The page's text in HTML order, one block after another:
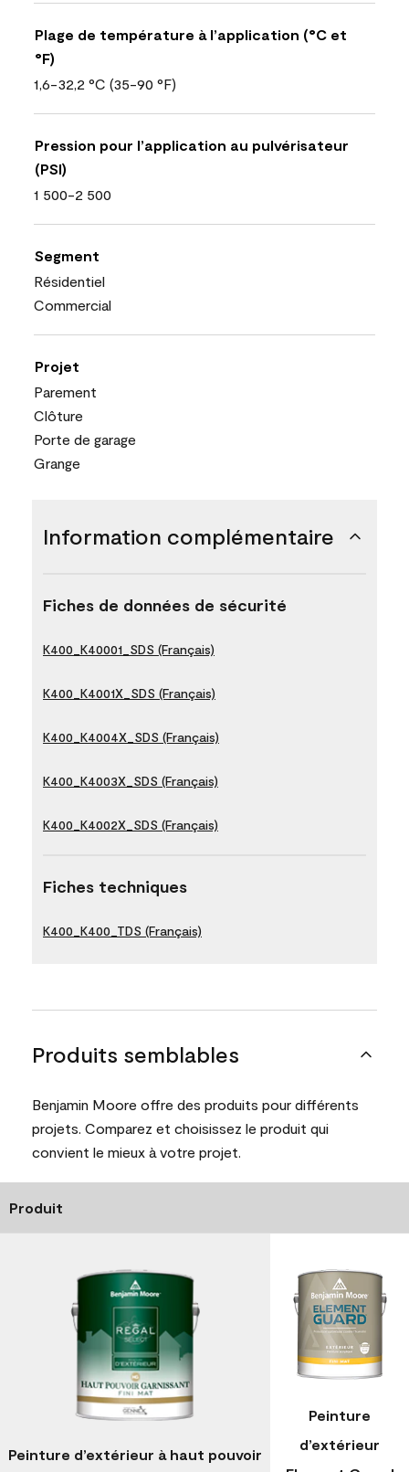
Plage de température à l’application (°C et
°F)
1,6-32,2 °C (35-90 °F)
Pression pour l’application au pulvérisateur
(PSI)
1 500-2 500
Segment
Résidentiel
Commercial
Projet
Parement
Clôture
Porte de garage
Grange
Information complémentaire
Fiches de données de sécurité
K400_K40001_SDS (Français)
K400_K4001X_SDS (Français)
K400_K4004X_SDS (Français)
K400_K4003X_SDS (Français)
K400_K4002X_SDS (Français)
Fiches techniques
K400_K400_TDS (Français)
Produits semblables
Benjamin Moore offre des produits pour différents
projets. Comparez et choisissez le produit qui
convient le mieux à votre projet.
Produit
Peinture d’extérieur à haut pouvoir
Peinture
d’extérieur